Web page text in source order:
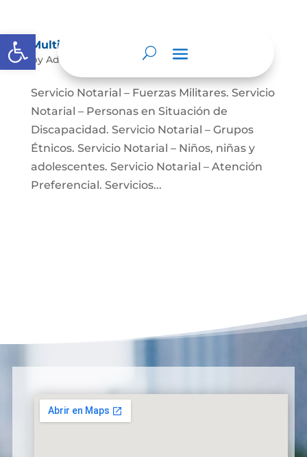
Abrir barra de herramientas
Multimedia
by Admin May 18, 2022| Multimedia
Servicio Notarial – Fuerzas Militares. Servicio
Notarial – Personas en Situación de
Discapacidad. Servicio Notarial – Grupos
Étnicos. Servicio Notarial – Niños, niñas y
adolescentes. Servicio Notarial – Atención
Preferencial. Servicios...